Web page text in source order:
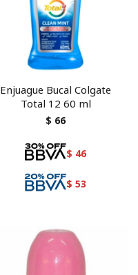
Enjuague Bucal Colgate
Total 12 60 ml
$ 66
$ 46
$ 53